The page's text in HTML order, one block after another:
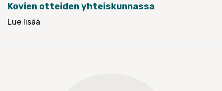
Kovien otteiden yhteiskunnassa
Lue lisää